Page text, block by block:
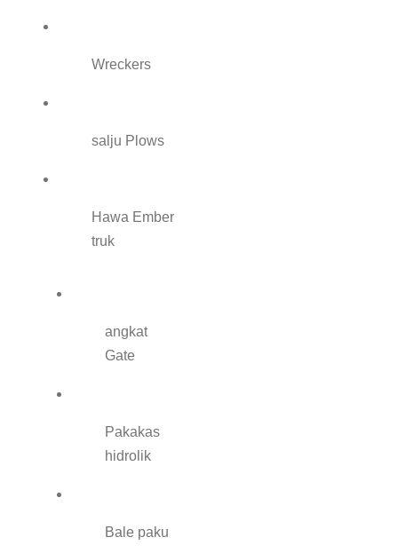
Wreckers
salju Plows
Hawa Ember
truk
angkat
Gate
Pakakas
hidrolik
Bale paku